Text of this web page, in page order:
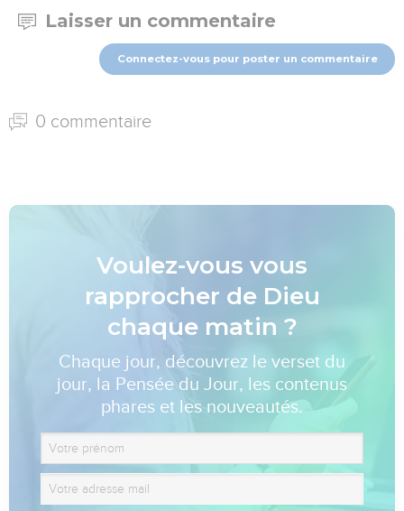
Laisser un commentaire
Connectez-vous pour poster un commentaire
0 commentaire
Voulez-vous vous
rapprocher de Dieu
chaque matin ?
Chaque jour, découvrez le verset du
jour, la Pensée du Jour, les contenus
phares et les nouveautés.